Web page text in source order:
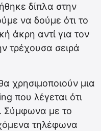
δίπλα στην
να δούμε ότι το
άκρη αντί για τον
τρέχουσα σειρά
χρησιμοποιούν μια
που λέγεται ότι
Σύμφωνα με το
τηλέφωνα